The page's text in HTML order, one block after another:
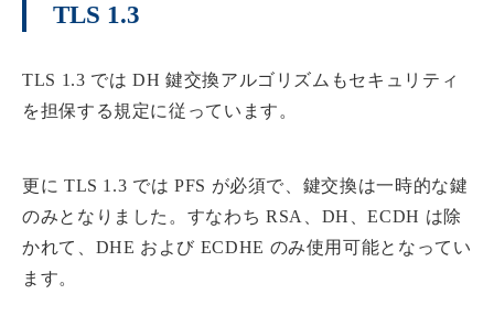
TLS 1.3
TLS 1.3 では DH 鍵交換アルゴリズムもセキュリティ
を担保する規定に従っています。
更に TLS 1.3 では PFS が必須で、鍵交換は一時的な鍵
のみとなりました。すなわち RSA、DH、ECDH は除
かれて、DHE および ECDHE のみ使用可能となってい
ます。